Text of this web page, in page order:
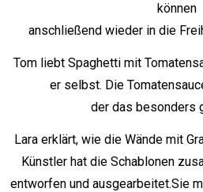
können
anschließend wieder in die
Tom liebt Spaghetti mit
er selbst. Die
der das besonders
Lara erklärt, wie die Wände mit
Künstler hat die Schablonen
entworfen und ausgearbeitet.Sie